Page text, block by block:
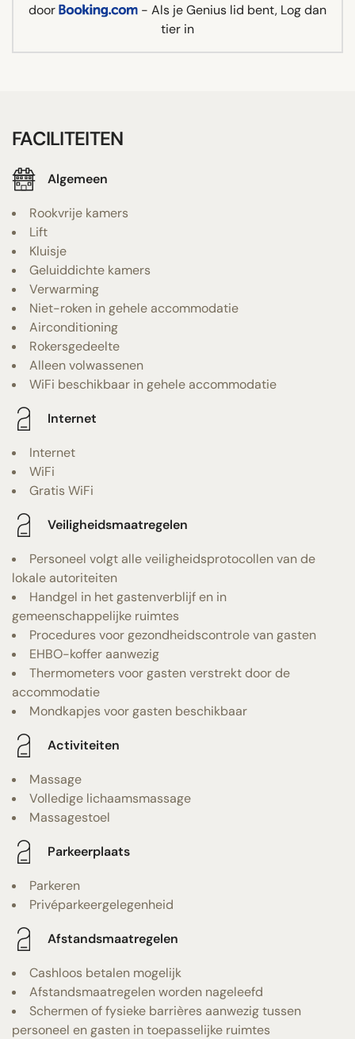
door
- Als je Genius lid bent, Log dan
tier in
FACILITEITEN
Algemeen
Rookvrije kamers
Lift
Kluisje
Geluiddichte kamers
Verwarming
Niet-roken in gehele accommodatie
Airconditioning
Rokersgedeelte
Alleen volwassenen
WiFi beschikbaar in gehele accommodatie
Internet
Internet
WiFi
Gratis WiFi
Veiligheidsmaatregelen
Personeel volgt alle veiligheidsprotocollen van de
lokale autoriteiten
Handgel in het gastenverblijf en in
gemeenschappelijke ruimtes
Procedures voor gezondheidscontrole van gasten
EHBO-koffer aanwezig
Thermometers voor gasten verstrekt door de
accommodatie
Mondkapjes voor gasten beschikbaar
Activiteiten
Massage
Volledige lichaamsmassage
Massagestoel
Parkeerplaats
Parkeren
Privéparkeergelegenheid
Afstandsmaatregelen
Cashloos betalen mogelijk
Afstandsmaatregelen worden nageleefd
Schermen of fysieke barrières aanwezig tussen
personeel en gasten in toepasselijke ruimtes